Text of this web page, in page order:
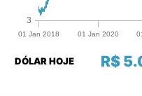
R$
DÓLAR HOJE